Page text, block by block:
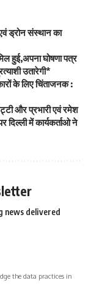
ड्रोन संस्थान का
हुई,अपना घोषणा पत्र
उतारेगी*
के लिए चिंताजनक :
और प्रभारी एवं रमेश
में कार्यकर्ताओ ने
news delivered
the data practices in